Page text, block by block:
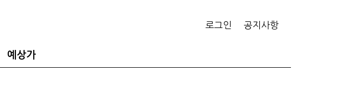
로그인 공지사항
예상가